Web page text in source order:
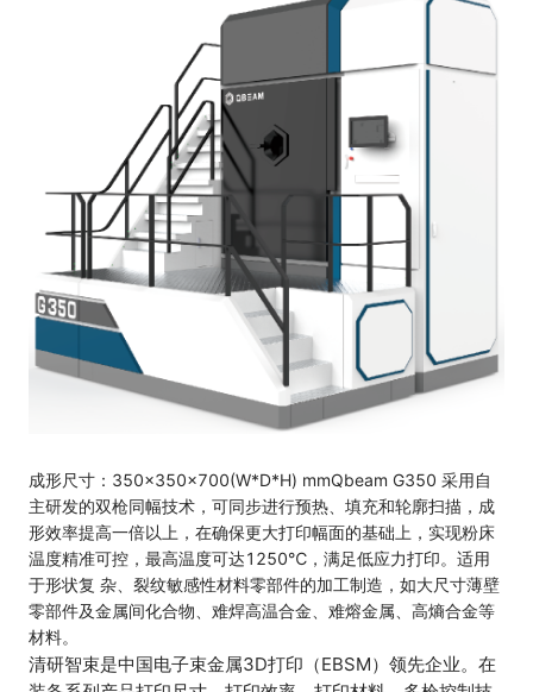
成形尺寸：350×350×700(W*D*H) mmQbeam G350 采用自
主研发的双枪同幅技术，可同步进行预热、填充和轮廓扫描，成
形效率提高一倍以上，在确保更大打印幅面的基础上，实现粉床
温度精准可控，最高温度可达1250℃，满足低应力打印。适用
于形状复 杂、裂纹敏感性材料零部件的加工制造，如大尺寸薄壁
零部件及金属间化合物、难焊高温合金、难熔金属、高熵合金等
材料。
清研智束是中国电子束金属3D打印（EBSM）领先企业。在